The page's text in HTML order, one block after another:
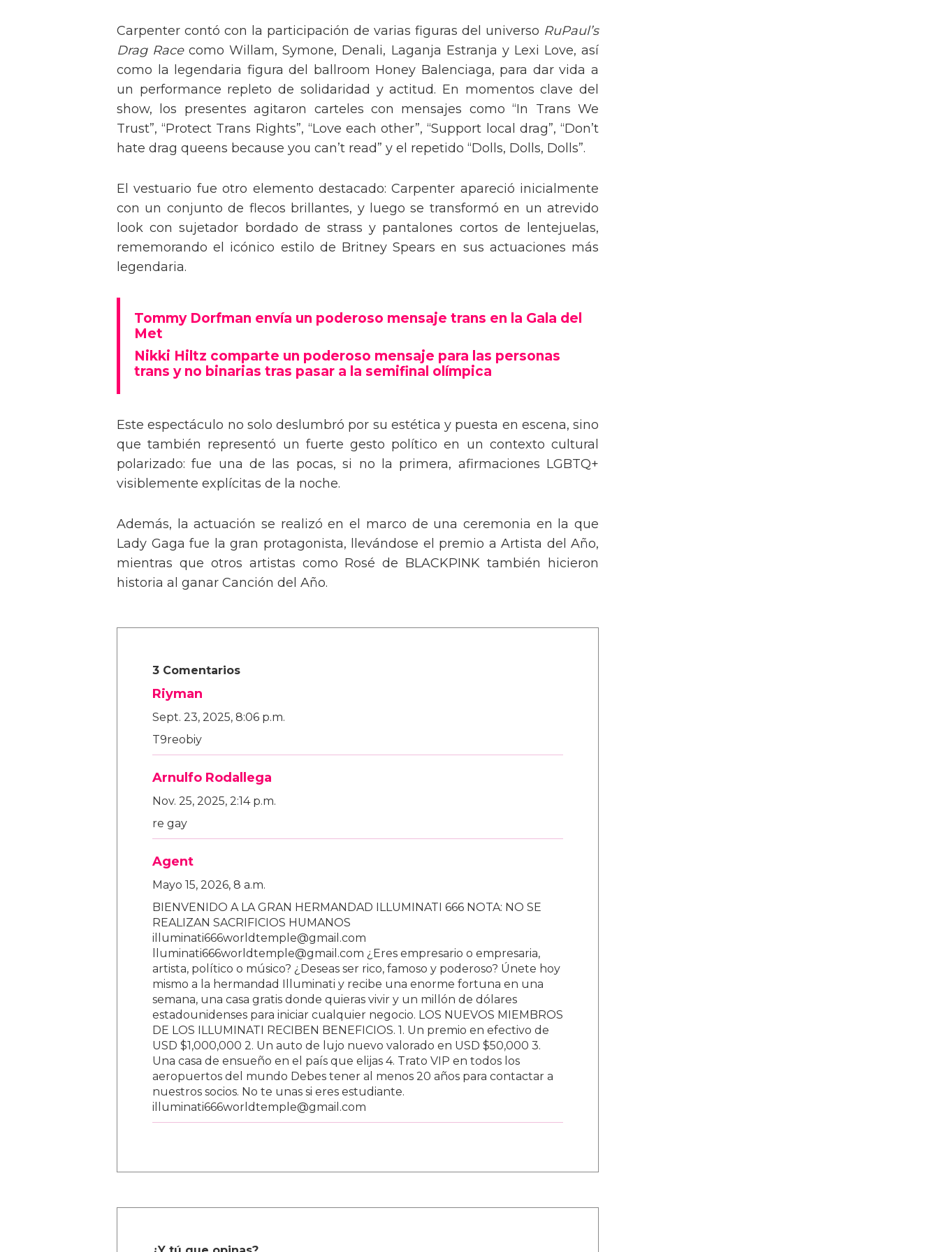
Carpenter contó con la participación de varias figuras del universo RuPaul’s
Drag Racecomo Willam, Symone, Denali, Laganja Estranja y Lexi Love, así
como la legendaria figura del ballroom Honey Balenciaga, para dar vida a
un performance repleto de solidaridad y actitud. En momentos clave del
show, los presentes agitaron carteles con mensajes como “In Trans We
Trust”, “Protect Trans Rights”, “Love each other”, “Support local drag”, “Don’t
hate drag queens because you can’t read” y el repetido “Dolls, Dolls, Dolls”.
El vestuario fue otro elemento destacado: Carpenter apareció inicialmente
con un conjunto de flecos brillantes, y luego se transformó en un atrevido
look con sujetador bordado de strass y pantalones cortos de lentejuelas,
rememorando el icónico estilo de Britney Spears en sus actuaciones más
legendaria.
Tommy Dorfman envía un poderoso mensaje trans en la Gala del
Met
Nikki Hiltz comparte un poderoso mensaje para las personas
trans y no binarias tras pasar a la semifinal olímpica
Este espectáculo no solo deslumbró por su estética y puesta en escena, sino
que también representó un fuerte gesto político en un contexto cultural
polarizado: fue una de las pocas, si no la primera, afirmaciones LGBTQ+
visiblemente explícitas de la noche.
Además, la actuación se realizó en el marco de una ceremonia en la que
Lady Gaga fue la gran protagonista, llevándose el premio a Artista del Año,
mientras que otros artistas como Rosé de BLACKPINK también hicieron
historia al ganar Canción del Año.
3 Comentarios
Riyman
Sept. 23, 2025, 8:06 p.m.
T9reobiy
Arnulfo Rodallega
Nov. 25, 2025, 2:14 p.m.
re gay
Agent
Mayo 15, 2026, 8 a.m.
BIENVENIDO A LA GRAN HERMANDAD ILLUMINATI 666 NOTA: NO SE
REALIZAN SACRIFICIOS HUMANOS
illuminati666worldtemple@gmail.com
lluminati666worldtemple@gmail.com ¿Eres empresario o empresaria,
artista, político o músico? ¿Deseas ser rico, famoso y poderoso? Únete hoy
mismo a la hermandad Illuminati y recibe una enorme fortuna en una
semana, una casa gratis donde quieras vivir y un millón de dólares
estadounidenses para iniciar cualquier negocio. LOS NUEVOS MIEMBROS
DE LOS ILLUMINATI RECIBEN BENEFICIOS. 1. Un premio en efectivo de
USD $1,000,000 2. Un auto de lujo nuevo valorado en USD $50,000 3.
Una casa de ensueño en el país que elijas 4. Trato VIP en todos los
aeropuertos del mundo Debes tener al menos 20 años para contactar a
nuestros socios. No te unas si eres estudiante.
illuminati666worldtemple@gmail.com